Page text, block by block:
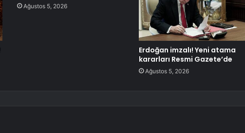
Ağustos 5, 2026
Erdoğan imzalı! Yeni atama
kararları Resmi Gazete’de
Ağustos 5, 2026